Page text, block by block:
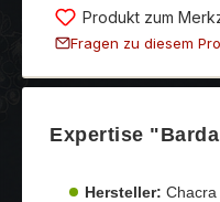
Produkt zum
Fragen zu diesem
Expertise
Hersteller: Chacra